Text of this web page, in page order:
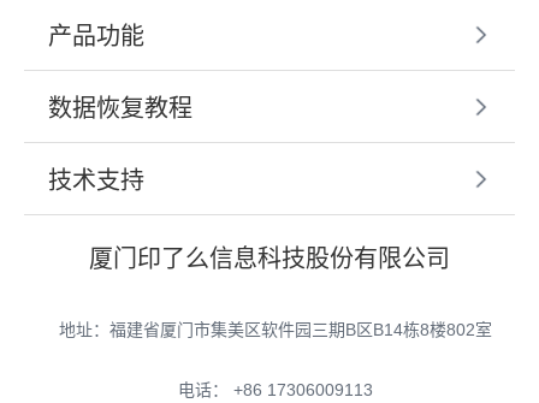
产品功能
数据恢复教程
技术支持
厦门印了么信息科技股份有限公司
地址：福建省厦门市集美区软件园三期B区B14栋8楼802室
电话： +86 17306009113